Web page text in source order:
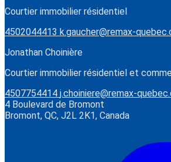
Courtier immobilier résidentiel
4502044413 k.gaucher@remax-
Jonathan Choinière
Courtier immobilier résidentiel et
4507754414 j.choiniere@remax-
4 Boulevard de Bromont
Bromont, QC, J2L 2K1, Canada